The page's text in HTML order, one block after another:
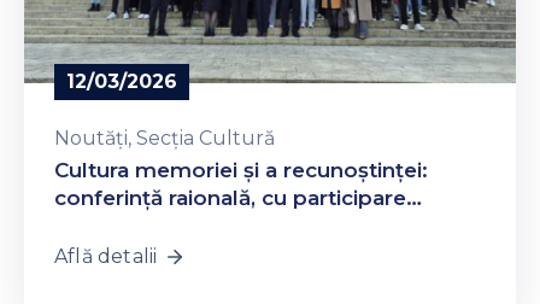
12/03/2026
Noutăți‚ Secția Cultură
Cultura memoriei și a recunoștinței:
conferință raională, cu participare
Află detalii